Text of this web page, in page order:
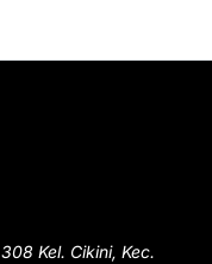
Kel. Cikini, Kec.